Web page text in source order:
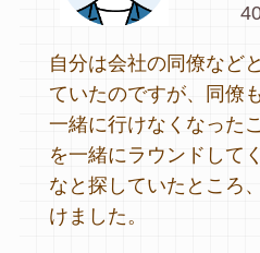
自分は会社の同僚など
ていたのですが、同僚
一緒に行けなくなった
を一緒にラウンドして
なと探していたところ
けました。